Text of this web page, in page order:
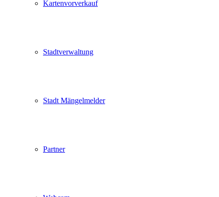
Kartenvorverkauf
Stadtverwaltung
Stadt Mängelmelder
Partner